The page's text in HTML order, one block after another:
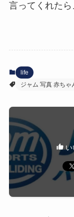
言ってくれたら
life
ジャム 写真 赤ちゃ